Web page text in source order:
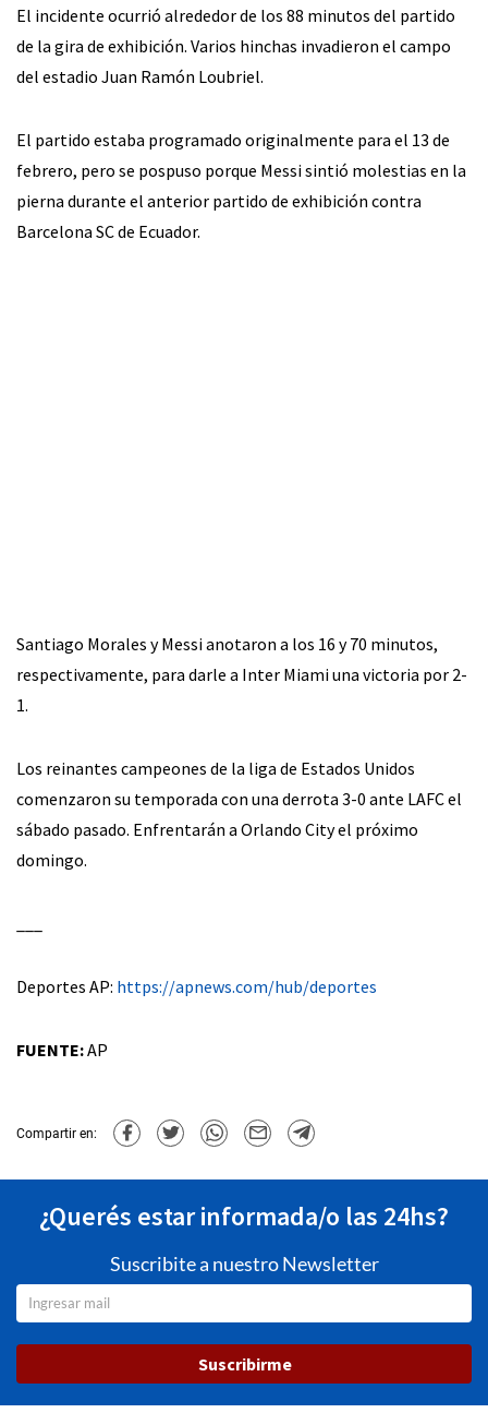
El incidente ocurrió alrededor de los 88 minutos del partido
de la gira de exhibición. Varios hinchas invadieron el campo
del estadio Juan Ramón Loubriel.
El partido estaba programado originalmente para el 13 de
febrero, pero se pospuso porque Messi sintió molestias en la
pierna durante el anterior partido de exhibición contra
Barcelona SC de Ecuador.
Santiago Morales y Messi anotaron a los 16 y 70 minutos,
respectivamente, para darle a Inter Miami una victoria por 2-
1.
Los reinantes campeones de la liga de Estados Unidos
comenzaron su temporada con una derrota 3-0 ante LAFC el
sábado pasado. Enfrentarán a Orlando City el próximo
domingo.
Deportes AP: https://apnews.com/hub/deportes
FUENTE:AP
Compartir en:
¿Querés estar informada/o las 24hs?
Suscribite a nuestro Newsletter
Suscribirme